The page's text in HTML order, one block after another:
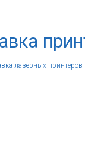
лазерных принтеров